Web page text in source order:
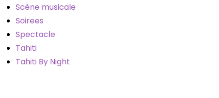
Scène musicale
Soirees
Spectacle
Tahiti
Tahiti By Night